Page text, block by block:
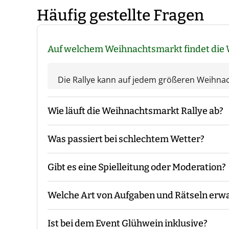
Häufig gestellte Fragen
Auf welchem Weihnachtsmarkt findet die
Die Rallye kann auf jedem größeren
Wie läuft die Weihnachtsmarkt Rallye ab?
Der Guide kommt mit den Materialien zum
die Gruppeneinteilung. Danach erfolgt eine
Während des Events begleitet Euch der
Ende macht der Guide eine Auswertung
Was passiert bei schlechtem Wetter?
Das Event findet grundsätzlich bei jedem
Unwetterwarnung.
Gibt es eine Spielleitung oder Moderation?
Bei unserer Weihnachtsmarkt Rallye sind -
mit Euch vor Ort.
Welche Art von Aufgaben und Rätseln
Die Aufgaben und Rätsel sind darauf
Ist bei dem Event Glühwein inklusive?